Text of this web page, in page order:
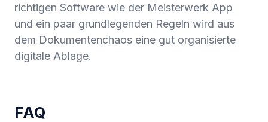
richtigen Software wie der Meisterwerk App
und ein paar grundlegenden Regeln wird aus
dem Dokumentenchaos eine gut organisierte
digitale Ablage.
FAQ